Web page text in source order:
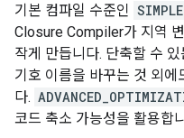
기본 컴파일 수준인
Closure Compiler가 지역
작게 만듭니다. 단축할 수
기호 이름을 바꾸는 것 외에
다.
코드 축소 가능성을 활용합